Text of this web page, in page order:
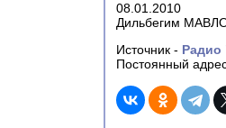
08.01.2010
Дильбегим
Источник - Радио
Постоянный